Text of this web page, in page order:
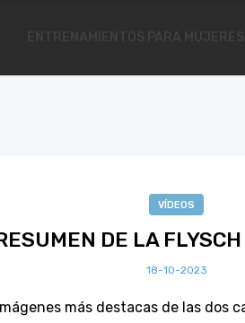
VÍDEOS
DE LA
18-10-2023
más destacas de las dos